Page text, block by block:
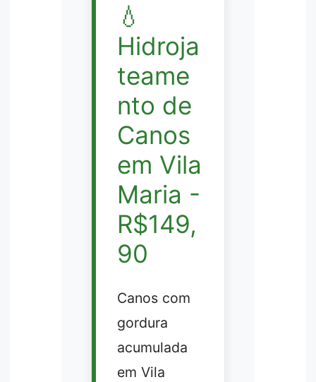
💧
Hidroja
teame
nto de
Canos
em Vila
Maria -
R$149,
90
Canos com
gordura
acumulada
em Vila